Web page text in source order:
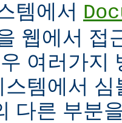
템에서
웹에서 접
여러가지
스템에서
다른 부분